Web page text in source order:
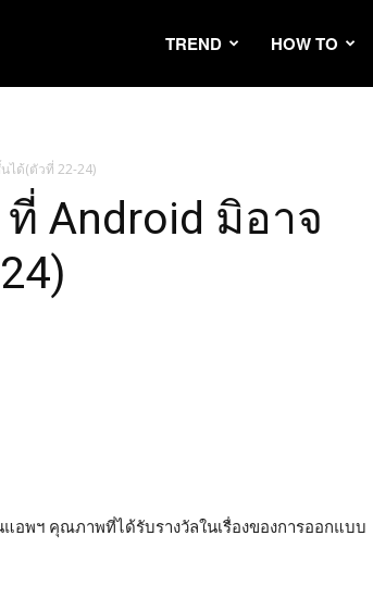
TREND HOW TO
ได้(ตัวที่ 22-24)
ที่ Android มิอาจ
อพฯ คุณภาพที่ได้รับรางวัลในเรื่องของการออกแบบ